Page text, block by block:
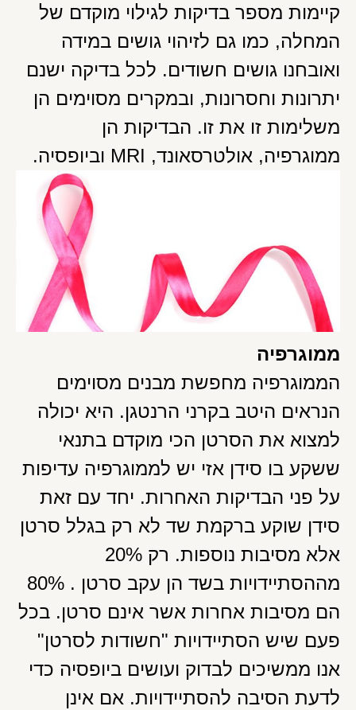
קיימות מספר בדיקות לגילוי מוקדם של
המחלה, כמו גם לזיהוי גושים במידה
ואובחנו גושים חשודים. לכל בדיקה ישנם
יתרונות וחסרונות, ובמקרים מסוימים הן
משלימות זו את זו. הבדיקות הן
ממוגרפיה, אולטרסאונד, MRI וביופסיה.
ממוגרפיה
הממוגרפיה מחפשת מבנים מסוימים
הנראים היטב בקרני הרנטגן. היא יכולה
למצוא את הסרטן הכי מוקדם בתנאי
ששקע בו סידן אזי יש לממוגרפיה עדיפות
על פני הבדיקות האחרות. יחד עם זאת
סידן שוקע ברקמת שד לא רק בגלל סרטן
אלא מסיבות נוספות. רק 20%
מההסתיידויות בשד הן עקב סרטן . 80%
הם מסיבות אחרות אשר אינם סרטן. בכל
פעם שיש הסתיידויות "חשודות לסרטן"
אנו ממשיכים לבדוק ועושים ביופסיה כדי
לדעת הסיבה להסתיידויות. אם אינן